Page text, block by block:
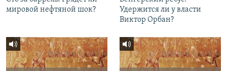
мировой нефтяной шок?
Удержится ли у власти
Виктор Орбан?